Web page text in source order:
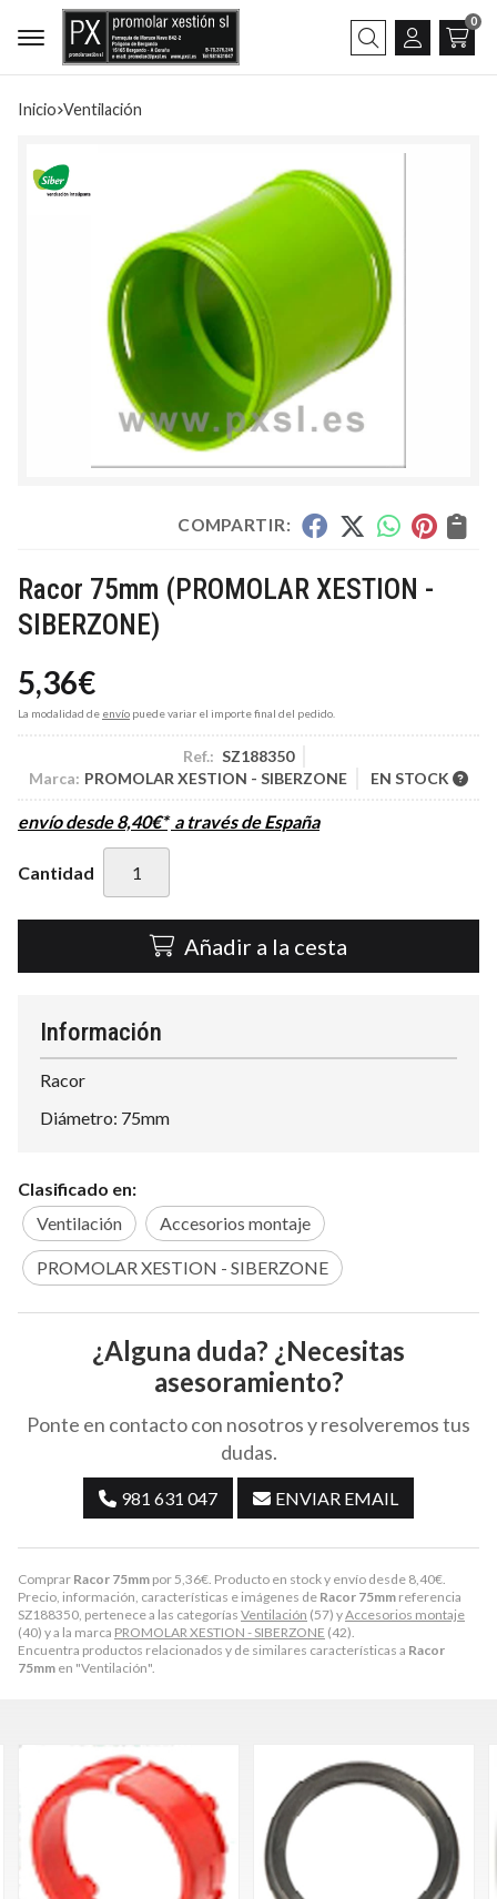
Buscar
0
Inicio ventilación
COMPARTIR:
Racor 75mm (PROMOLAR XESTION -
SIBERZONE)
5,36€
La modalidad de envío puede variar el importe final del pedido.
Ref.: SZ188350
Marca: PROMOLAR XESTION - SIBERZONE EN STOCK
envío desde8,40€* a través deEspaña
Cantidad
Añadir a la cesta
Comprar Racor 75mm por 5,36€. Producto en stock y envío desde 8,40€.
Precio, información, características e imágenes de Racor 75mm referencia
SZ188350, pertenece a las categorías Ventilación (57) yAccesorios montaje
(40) y a la marca PROMOLAR XESTION - SIBERZONE (42).
Encuentra productos relacionados y de similares características a Racor
75mm en "Ventilación".
Información
Racor
Diámetro: 75mm
Clasificado en:
Ventilación
Accesorios montaje
PROMOLAR XESTION - SIBERZONE
¿Alguna duda? ¿Necesitas
asesoramiento?
Ponte en contacto con nosotros y resolveremos tus
dudas.
981 631 047 ENVIAR EMAIL